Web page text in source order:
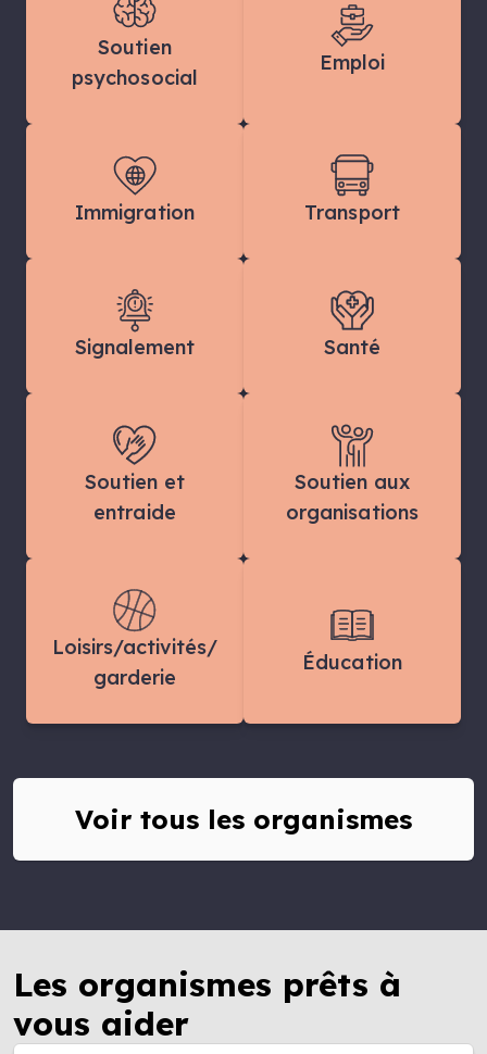
Soutien
psychosocial
Emploi
Immigration Transport
Signalement Santé
Soutien et
entraide
Soutien aux
organisations
Loisirs/activités/
garderie
Éducation
Voir tous les organismes
Les organismes prêts à
vous aider